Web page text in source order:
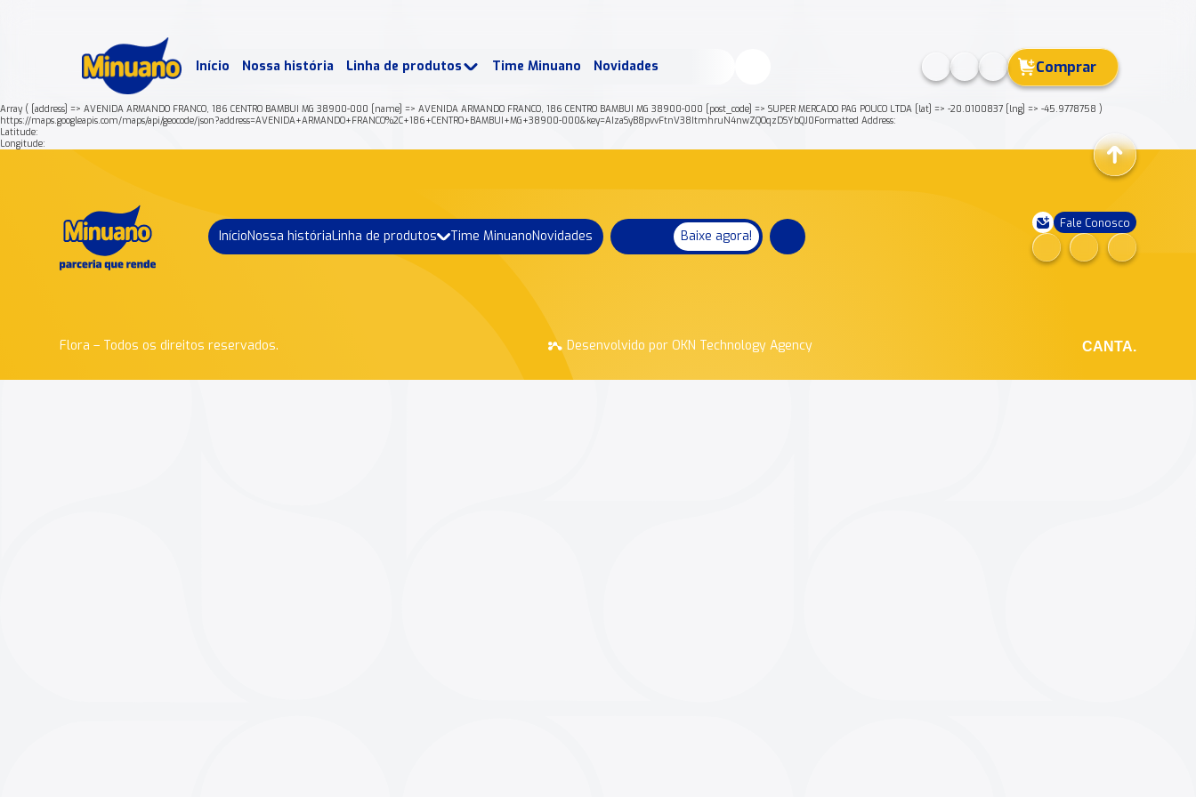
Início Nossa história Linha de produtos Time Minuano Novidades Comprar
Array ( [address] => AVENIDA ARMANDO FRANCO, 186 CENTRO BAMBUI MG 38900-000 [name] => AVENIDA ARMANDO FRANCO, 186 CENTRO BAMBUI MG 38900-000 [post_code] => SUPER MERCADO PAG POUCO LTDA [lat] => -20.0100837 [lng] => -45.9778758 )
https://maps.googleapis.com/maps/api/geocode/json?address=AVENIDA+ARMANDO+FRANCO%2C+186+CENTRO+BAMBUI+MG+38900-000&key=AIzaSyB8pvvFtnV38ItmhruN4nwZQOqzDSYbQJ0Formatted Address:
Latitude:
Longitude:
InícioNossa históriaLinha de produtos Time MinuanoNovidades Baixe agora!
Fale Conosco
Flora – Todos os direitos reservados. Desenvolvido por OKN Technology Agency CANTA.